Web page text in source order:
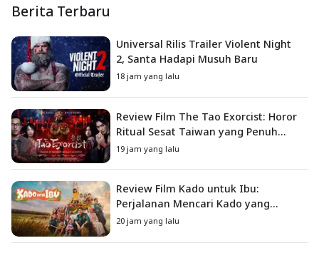
Berita Terbaru
Universal Rilis Trailer Violent Night
2, Santa Hadapi Musuh Baru
18 jam yang lalu
Review Film The Tao Exorcist: Horor
Ritual Sesat Taiwan yang Penuh
Misteri dan Teror Psikologis
19 jam yang lalu
Review Film Kado untuk Ibu:
Perjalanan Mencari Kado yang
Mengajarkan Arti Keluarga
20 jam yang lalu